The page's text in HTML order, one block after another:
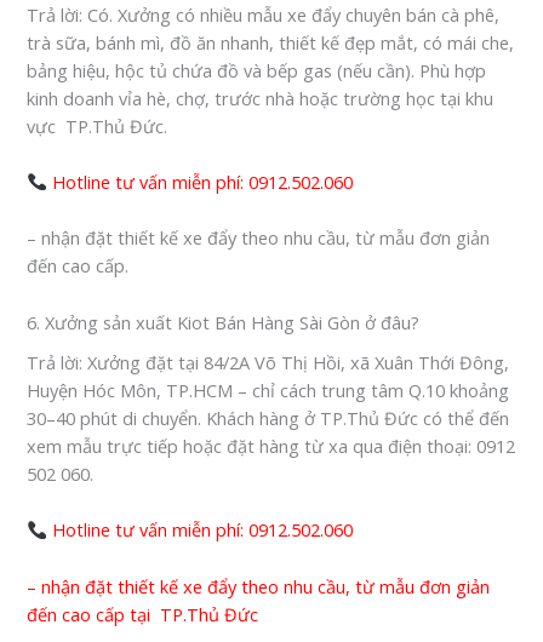
Trả lời: Có. Xưởng có nhiều mẫuxe đẩy chuyên bán cà phê,
trà sữa, bánh mì, đồ ăn nhanh, thiết kế đẹp mắt, có mái che,
bảng hiệu, hộc tủ chứa đồ và bếp gas (nếu cần). Phù hợp
kinh doanh vỉa hè, chợ, trước nhà hoặc trường học tại khu
vực TP.Thủ Đức.
Hotline tư vấn miễn phí: 0912.502.060
– nhận đặt thiết kế xe đẩy theo nhu cầu, từ mẫu đơn giản
đến cao cấp.
6. Xưởng sản xuất Kiot Bán Hàng Sài Gòn ở đâu?
Trả lời: Xưởng đặt tại 84/2A Võ Thị Hồi, xã Xuân Thới Đông,
Huyện Hóc Môn, TP.HCM – chỉ cách trung tâm Q.10 khoảng
30–40 phút di chuyển. Khách hàng ở TP.Thủ Đức có thể đến
xem mẫu trực tiếp hoặc đặt hàng từ xa qua điện thoại: 0912
502 060.
Hotline tư vấn miễn phí: 0912.502.060
– nhận đặt thiết kế xe đẩy theo nhu cầu, từ mẫu đơn giản
đến cao cấp tại TP.Thủ Đức